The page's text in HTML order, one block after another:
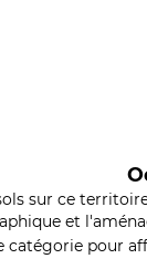
sur ce
et
catégorie pour